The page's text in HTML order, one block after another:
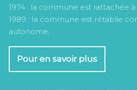
1974 : la commune est rattachée à
1989 : la commune est rétablie
autonome.
Pour en savoir plus